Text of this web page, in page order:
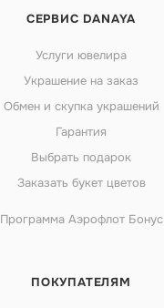
СЕРВИС DANAYA
Услуги ювелира
Украшение на заказ
Обмен и скупка украшений
Гарантия
Выбрать подарок
Заказать букет цветов
Программа Аэрофлот Бонус
ПОКУПАТЕЛЯМ